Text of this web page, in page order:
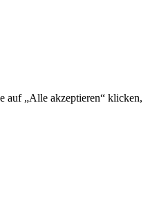
auf „Alle akzeptieren“ klicken,